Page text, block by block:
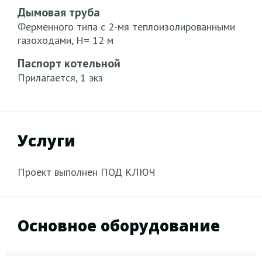
Дымовая труба
Ферменного типа с 2-мя теплоизолированными
газоходами, Н= 12 м
Паспорт котельной
Прилагается, 1 экз
Услуги
Проект выполнен ПОД КЛЮЧ
Основное оборудование